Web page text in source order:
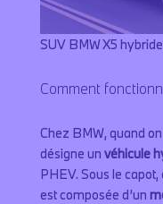
SUV BMW X5 hybride
Comment
Chez BMW, quand
désigne un véhicule
PHEV. Sous le capot,
est composée d’un